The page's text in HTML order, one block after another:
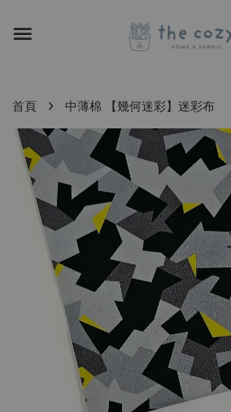
首頁 › 中薄棉 【幾何迷彩】迷彩布